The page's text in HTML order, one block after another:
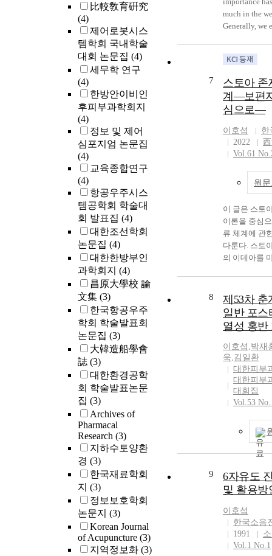
比較敎育硏究
(4)
제어로봇시스
템학회 국내학술
대회 논문집 (4)
세무학 연구
(4)
한방안이비인
후피부과학회지
(4)
정보 및 제어
심포지엄 논문집
(4)
교육종합연구
(4)
항공우주시스
템공학회 학술대
회 발표집 (4)
대한조선학회
논문집 (4)
대한한방부인
과학회지 (4)
昌原大學校 論
文集 (3)
한국항공우주
학회 학술발표회
논문집 (3)
大韓造船學會
誌 (3)
대한환경공학
회 학술발표논문
집 (3)
Archives of
Pharmacal
Research (3)
지하수토양환
경 (3)
한국재료학회
지 (3)
정보보호학회
논문지 (3)
Korean Journal
of Acupuncture (3)
지역정보화 (3)
research and
be conducted
for enhancing
level on
of usage.
improve it
service by
indexes by
usage. Third,
diversify the
information
enhance the
level on the
making based
information
Accordingly, it
information
their decision-
the unique
differentiation
university,
situations
interpreting
misusing the
meaning.
and its
be
purpose of
the
system
through
information.
of the BOF
than the
metals and F
BOF slag is to
structural
much in the
Generally, we
processing
configure
to process
system that
required. If
system, we
most parts of
IDL
client,
paper, we
can apply an
structure of
and CORBA
additional
Also it can
legacy
using servlet
proposed
structure to
CORBA,
platform
applies this
support
with CORBA
표현하는 수
고, 웹 환경
욱 확대되고
하기 위해서
CORBA 환경
있다. 그러나
하기 위해서
정해야만 한
CORBA 클
7
스토아 존
계—보편
심으로—
이호섭
한
2022
Vol.61
원
이 글은 스토
이론을 중심
류 체계에 관
다룬다. 스토
의 이데아를
에 따르면 개
을 통해서 또
에 의해서 형
(ennoia)의 지
념은 인간의
형성되고 영
갖지 않는다
존재자와 유
상’으로 취
의 경험 또는
을 지닌다.
체계에 관한
토아 학파의
련되어 있다.
고류 ‘무언가
고 가능성 입
장을 나눌 수
지 개별자만
된다고 주장
8
제53차 춘
일반 포스
열성 홍반
이호섭 ,박재
욱,김일환
대한피부
대한피부
대회집
Vol.53
9
6자유도
및 활용방
이호섭
한국소음
1991
Vol.1 No.1